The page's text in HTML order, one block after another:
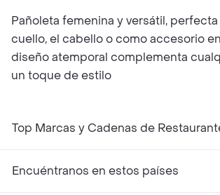
Pañoleta femenina y versátil,
cuello, el cabello o como accesorio
diseño atemporal complementa
un toque de estilo
Top Marcas y Cadenas de
Encuéntranos en estos países